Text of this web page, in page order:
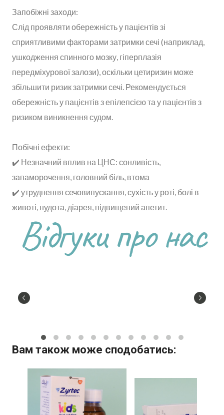
Запобіжні заходи:
Слід проявляти обережність у пацієнтів зі
сприятливими факторами затримки сечі (наприклад,
ушкодження спинного мозку, гіперплазія
передміхурової залози), оскільки цетиризин може
збільшити ризик затримки сечі. Рекомендується
обережність у пацієнтів з епілепсією та у пацієнтів з
ризиком виникнення судом.
Побічні ефекти:
✔️ Незначний вплив на ЦНС: сонливість,
запаморочення, головний біль, втома
✔️ утруднення сечовипускання, сухість у роті, болі в
животі, нудота, діарея, підвищений апетит.
Відгуки про нас
Вам також може сподобатись: